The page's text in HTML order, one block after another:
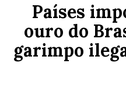
Países
ouro do
garimpo